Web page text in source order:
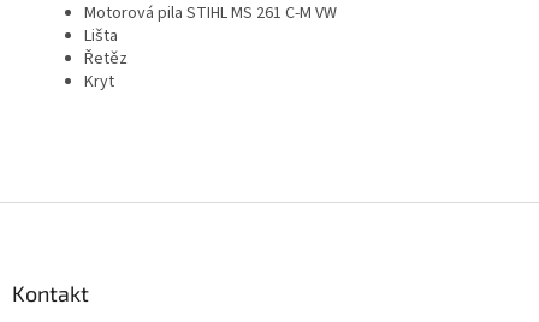
Motorová pila STIHL MS 261 C-M VW
Lišta
Řetěz
Kryt
Kontakt